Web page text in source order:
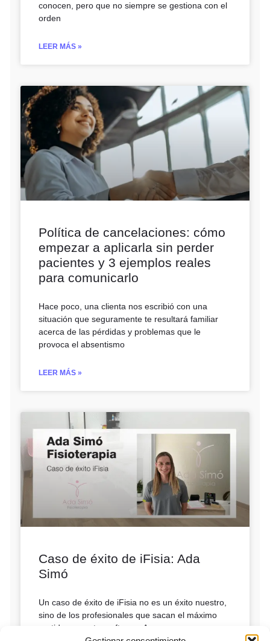
conocen, pero que no siempre se gestiona con el
orden
LEER MÁS »
Política de cancelaciones: cómo
empezar a aplicarla sin perder
pacientes y 3 ejemplos reales
para comunicarlo
Hace poco, una clienta nos escribió con una
situación que seguramente te resultará familiar
acerca de las pérdidas y problemas que le
provoca el absentismo
LEER MÁS »
Caso de éxito de iFisia: Ada
Simó
Un caso de éxito de iFisia no es un éxito nuestro,
sino de los profesionales que sacan el máximo
partido a nuestro software. A veces,